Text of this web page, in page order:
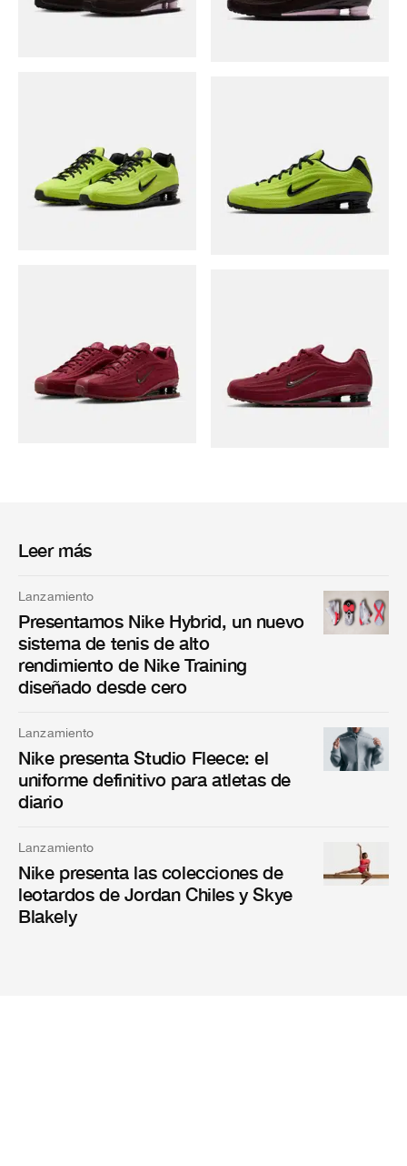
Leer más
Lanzamiento
Presentamos Nike Hybrid, un nuevo
sistema de tenis de alto
rendimiento de Nike Training
diseñado desde cero
Lanzamiento
Nike presenta Studio Fleece: el
uniforme definitivo para atletas de
diario
Lanzamiento
Nike presenta las colecciones de
leotardos de Jordan Chiles y Skye
Blakely